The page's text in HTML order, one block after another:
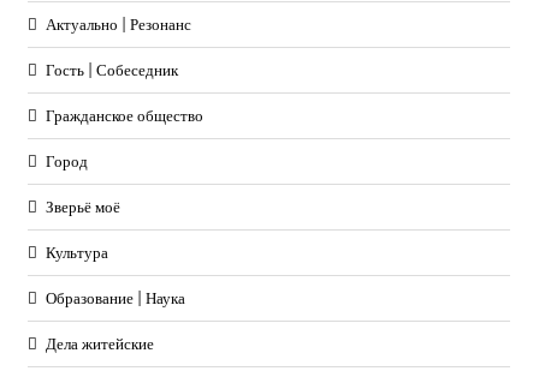
Актуально | Резонанс
Гость | Собеседник
Гражданское общество
Город
Зверьё моё
Культура
Образование | Наука
Дела житейские